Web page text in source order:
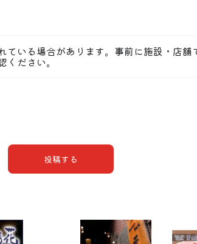
ている場合があります。事前に施設・店舗
ださい。
投稿する